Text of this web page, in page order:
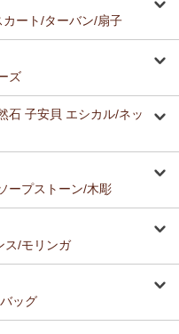
イクオリティ◇で仕立てた
ッグ 3WAY 斜掛けOK～
新作登場！『ニッポンの
イズの作品 新入荷！作家
す
リンダの作品コーナー
くださった作品を、これか
お料理なんにでも合いま
ートへのご感想
て、今回思いきって購入す
おります。
これからも愛飲させていた
ご感想
子手帳がちょうど入り、毎
りがわずかに異なるよう
がぎりぎり入りませんでし
ート/ターバン/扇子
ズ
石 子安貝 エシカル/ネッ
ープストーン/木彫
ス/モリンガ
ッグ